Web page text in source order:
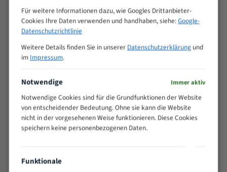
M (mm)
Zoll (ZpZ))
>
25
10/14
15 - 40
8/12
25 - 50
50 - 120
80 - 180
3/4
130 -
350
2/3
150 -
600
Für weitere Informationen dazu, wie Googles Drittanbieter-
Cookies Ihre Daten verwenden und handhaben, siehe:Google-
Datenschutzrichtlinie
Weitere Details finden Sie in unserer Datenschutzerklärungund
im Impressum.
Notwendige Immer aktiv
Notwendige Cookies sind für die Grundfunktionen der Website
von entscheidender Bedeutung. Ohne sie kann die Website
nicht in der vorgesehenen Weise funktionieren. Diese Cookies
speichern keine personenbezogenen Daten.
Funktionale